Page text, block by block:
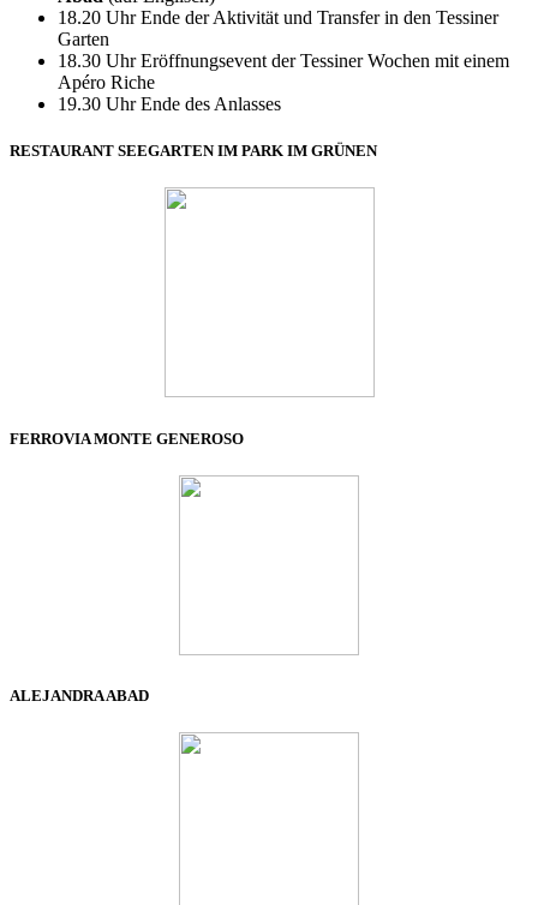
18.20 UhrEnde der Aktivität und Transfer in den Tessiner
Garten
18.30 UhrEröffnungsevent der Tessiner Wochen mit einem
Apéro Riche
19.30 UhrEnde des Anlasses
RESTAURANT SEEGARTEN IM PARK IM GRÜNEN
FERROVIA MONTE GENEROSO
ALEJANDRA ABAD